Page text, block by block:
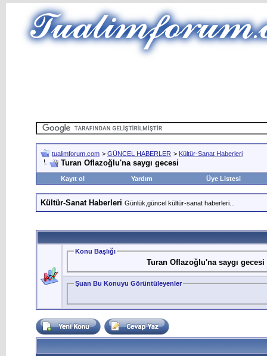
tualimforum.com > GÜNCEL HABERLER > Kültür-Sanat Haberleri
Turan Oflazoğlu'na saygı gecesi
Kayıt ol Yardım Üye Listesi
Kültür-Sanat Haberleri Günlük,güncel kültür-sanat haberleri...
Konu Başlığı
Turan Oflazoğlu'na saygı gecesi
Şuan Bu Konuyu Görüntüleyenler